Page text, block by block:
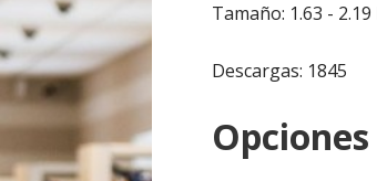
Tamaño: 1.63 - 2.19
Descargas: 1845